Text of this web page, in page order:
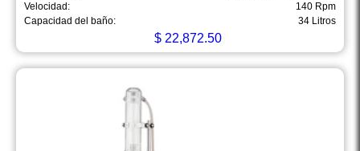
Velocidad:
140 Rpm
Capacidad del baño:
34 Litros
$ 22,872.50